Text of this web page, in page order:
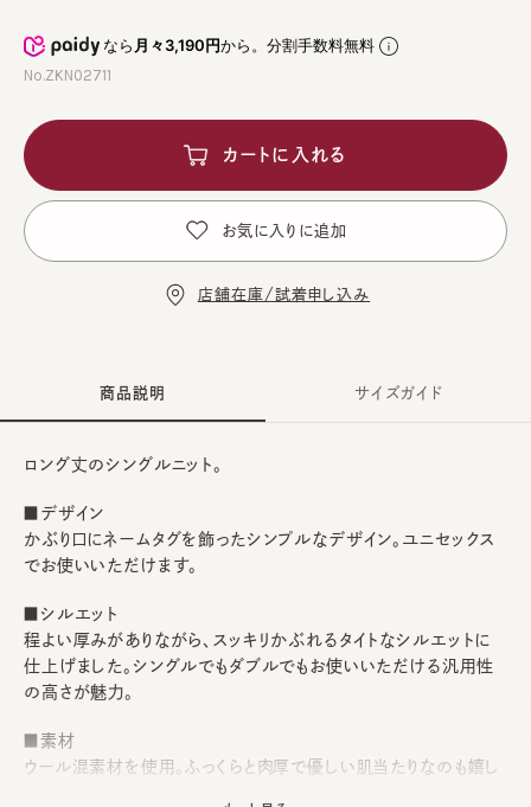
なら月々3,190円から。分割手数料無料
No.ZKN02711
カートに入れる
お気に入りに追加
店舗在庫/試着申し込み
商品説明
ロング丈のシングルニット。
■デザイン
かぶり口にネームタグを飾ったシンプルなデザイン。ユニセックス
でお使いいただけます。
■シルエット
程よい厚みがありながら、スッキリかぶれるタイトなシルエットに
仕上げました。シングルでもダブルでもお使いいただける汎用性
の高さが魅力。
■素材
ウール混素材を使用。ふっくらと肉厚で優しい肌当たりなのも嬉し
サイズガイド